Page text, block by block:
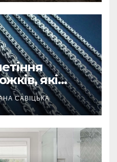
які
САВІЦЬКА